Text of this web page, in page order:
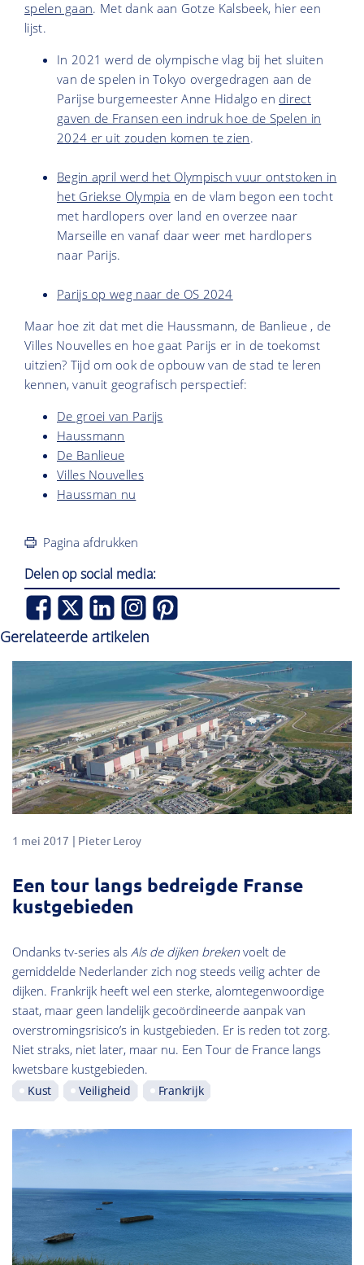
spelen gaan. Met dank aan Gotze Kalsbeek, hier een
lijst.
In 2021 werd de olympische vlag bij het sluiten
van de spelen in Tokyo overgedragen aan de
Parijse burgemeester Anne Hidalgo en direct
gaven de Fransen een indruk hoe de Spelen in
2024 er uit zouden komen te zien.
Begin april werd het Olympisch vuur ontstoken in
het Griekse Olympia en de vlam begon een tocht
met hardlopers over land en overzee naar
Marseille en vanaf daar weer met hardlopers
naar Parijs.
Parijs op weg naar de OS 2024
Maar hoe zit dat met die Haussmann, de Banlieue , de
Villes Nouvelles en hoe gaat Parijs er in de toekomst
uitzien? Tijd om ook de opbouw van de stad te leren
kennen, vanuit geografisch perspectief:
De groei van Parijs
Haussmann
De Banlieue
Villes Nouvelles
Haussman nu
Pagina afdrukken
Delen op social media:
Gerelateerde artikelen
1 mei 2017 Pieter Leroy
Een tour langs bedreigde Franse
kustgebieden
Ondanks tv-series als Als de dijken breken voelt de
gemiddelde Nederlander zich nog steeds veilig achter de
dijken. Frankrijk heeft wel een sterke, alomtegenwoordige
staat, maar geen landelijk gecoördineerde aanpak van
overstromingsrisico’s in kustgebieden. Er is reden tot zorg.
Niet straks, niet later, maar nu. Een Tour de France langs
kwetsbare kustgebieden.
Kust Veiligheid Frankrijk